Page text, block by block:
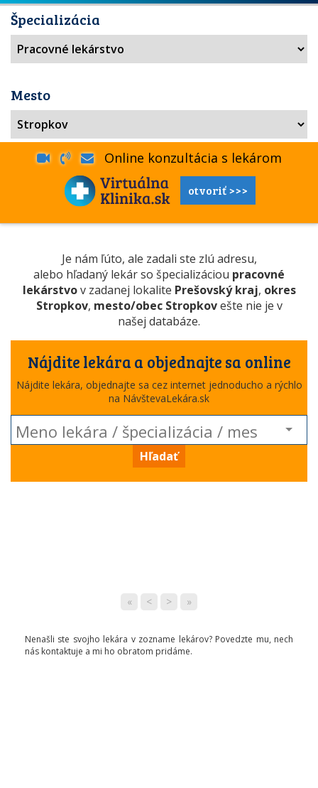
Špecializácia
Mesto
Online konzultácia s lekárom
otvoriť >>>
Je nám ľúto, ale zadali ste zlú adresu,
alebo hľadaný lekár so špecializáciou pracovné
lekárstvov zadanej lokalite Prešovský kraj, okres
Stropkov, mesto/obec Stropkovešte nie je v
našej databáze.
Nájdite lekára a objednajte sa online
Nájdite lekára, objednajte sa cez internet jednoducho a rýchlo
na NávštevaLekára.sk
Hľadať
« < > »
Nenašli ste svojho lekára v zozname lekárov? Povedzte mu, nech
nás kontaktuje a mi ho obratom pridáme.